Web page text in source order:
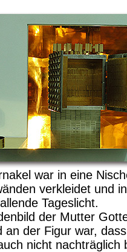
war in eine
verkleidet und
Tageslicht.
der Mutter
an der Figur war,
nicht